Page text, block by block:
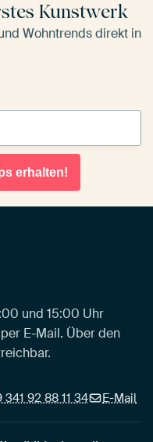
Kunstwerk
Wohntrends direkt in
erhalten!
und 15:00 Uhr
E-Mail. Über den
341 92 88 11 34 E-Mail